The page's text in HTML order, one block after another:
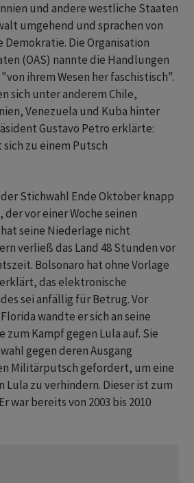
und andere westliche Staaten
umgehend und sprachen von
Demokratie. Die Organisation
(OAS) nannte die Handlungen
ihrem Wesen her faschistisch".
sich unter anderem Chile,
Venezuela und Kuba hinter
Gustavo Petro erklärte:
sich zu einem Putsch
Stichwahl Ende Oktober knapp
vor einer Woche seinen
seine Niederlage nicht
verließ das Land 48 Stunden vor
Bolsonaro hat ohne Vorlage
das elektronische
sei anfällig für Betrug. Vor
wandte er sich an seine
zum Kampf gegen Lula auf. Sie
gegen deren Ausgang
Militärputsch gefordert, um eine
Lula zu verhindern. Dieser ist zum
war bereits von 2003 bis 2010